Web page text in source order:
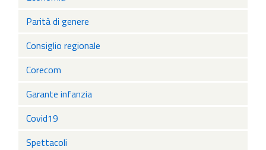
Parità di genere
Consiglio regionale
Corecom
Garante infanzia
Covid19
Spettacoli